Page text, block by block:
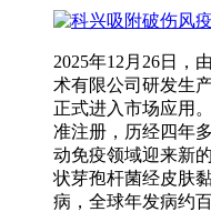
2025年12月26日，
术有限公司研发生
正式进入市场应用
准注册，历经四年
动免疫领域迎来新
状芽孢杆菌经皮肤
病，全球年发病约